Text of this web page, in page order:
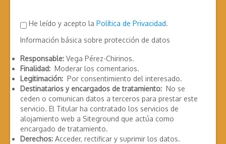
He leído y acepto la Política de Privacidad.
Información básica sobre protección de datos
Responsable: Vega Pérez-Chirinos.
Finalidad: Moderar los comentarios.
Legitimación: Por consentimiento del interesado.
Destinatarios y encargados de tratamiento: No se
ceden o comunican datos a terceros para prestar este
servicio. El Titular ha contratado los servicios de
alojamiento web a Siteground que actúa como
encargado de tratamiento.
Derechos: Acceder, rectificar y suprimir los datos.